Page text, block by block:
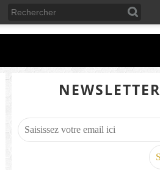
NEWSLETTER